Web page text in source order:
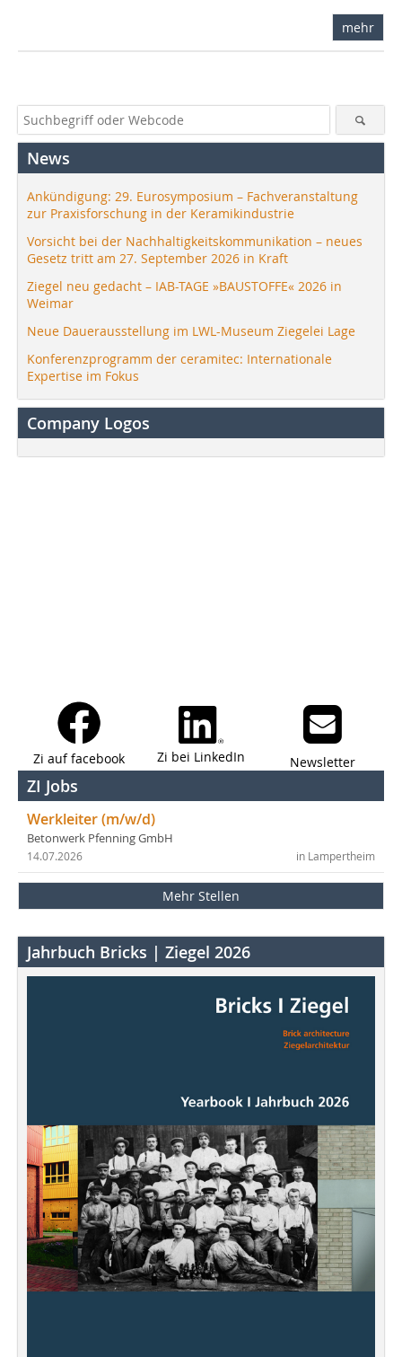
mehr
News
Ankündigung: 29. Eurosymposium – Fachveranstaltung
zur Praxisforschung in der Keramikindustrie
Vorsicht bei der Nachhaltigkeitskommunikation – neues
Gesetz tritt am 27. September 2026 in Kraft
Ziegel neu gedacht – IAB-TAGE »BAUSTOFFE« 2026 in
Weimar
Neue Dauerausstellung im LWL-Museum Ziegelei Lage
Konferenzprogramm der ceramitec: Internationale
Expertise im Fokus
Company Logos
Zi auf facebook Zi bei LinkedIn Newsletter
ZI Jobs
Werkleiter (m/w/d)
Betonwerk Pfenning GmbH
in Lampertheim
14.07.2026
Mehr Stellen
Jahrbuch Bricks | Ziegel 2026